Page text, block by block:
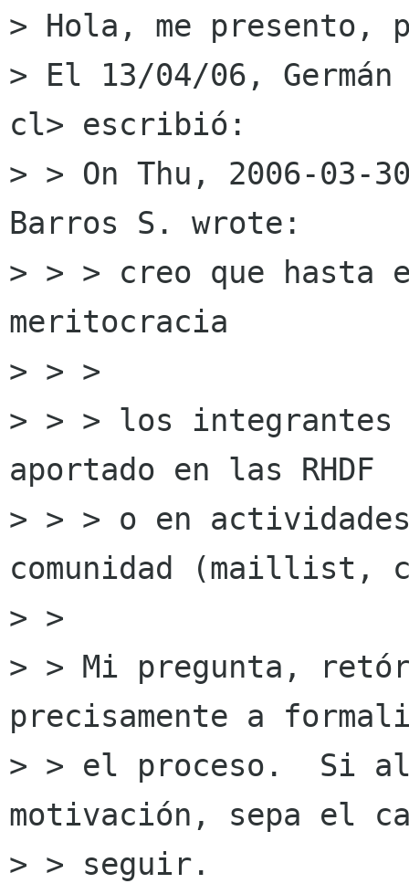
> Hola, me
> El 13/04/06, Germán
cl> escribió:
> > On Thu, 2006-03-
Barros S. wrote:
> > > creo que hasta
meritocracia
> > >
> > > los integrantes
aportado en las RHDF
> > > o en
comunidad (maillist,
> >
> > Mi pregunta,
precisamente a
> > el proceso.  Si
motivación, sepa el
> > seguir.